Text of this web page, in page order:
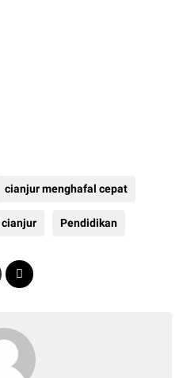
cianjur menghafal cepat
cianjur Pendidikan